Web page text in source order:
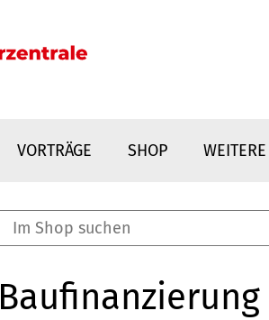
VORTRÄGE SHOP